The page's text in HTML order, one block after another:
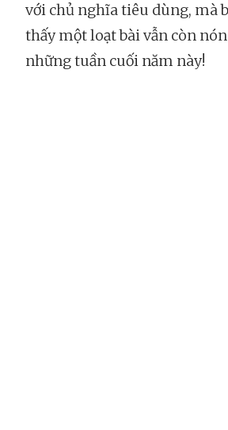
với chủ nghĩa tiêu dùng, mà
thấy một loạt bài vẫn còn
những tuần cuối năm này!